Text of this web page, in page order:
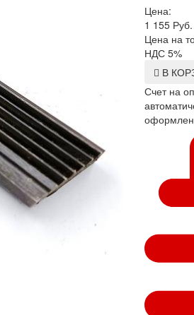
Цена:
1 155 Руб.
Цена на
НДС 5%
В
Счет на